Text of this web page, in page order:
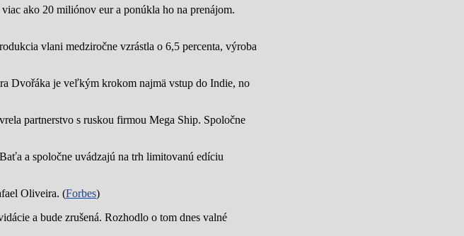
ako 20 miliónov eur a ponúkla ho na prenájom.
vlani medziročne vzrástla o 6,5 percenta, výroba
Dvořáka je veľkým krokom najmä vstup do Indie, no
partnerstvo s ruskou firmou Mega Ship. Spoločne
a spoločne uvádzajú na trh limitovanú edíciu
Oliveira. (Forbes)
a bude zrušená. Rozhodlo o tom dnes valné